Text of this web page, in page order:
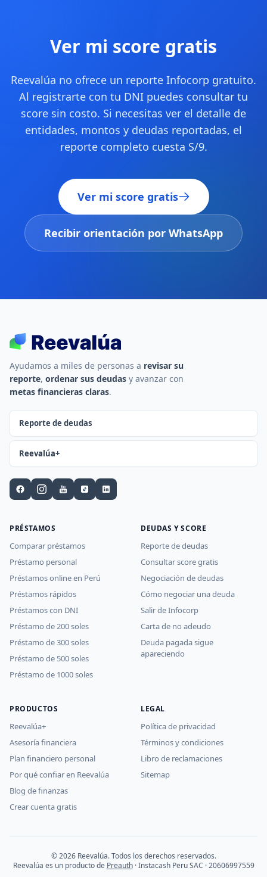
Ver mi score gratis
Reevalúa no ofrece un reporte Infocorp gratuito.
Al registrarte con tu DNI puedes consultar tu
score sin costo. Si necesitas ver el detalle de
entidades, montos y deudas reportadas, el
reporte completo cuesta S/9.
Ver mi score gratis
Recibir orientación por WhatsApp
Ayudamos a miles de personas a revisar su
reporte, ordenar sus deudas y avanzar con
metas financieras claras.
Reporte de deudas
Reevalúa+
PRÉSTAMOS
Comparar préstamos
Préstamo personal
Préstamos online en Perú
Préstamos rápidos
Préstamos con DNI
Préstamo de 200 soles
Préstamo de 300 soles
Préstamo de 500 soles
Préstamo de 1000 soles
DEUDAS Y SCORE
Reporte de deudas
Consultar score gratis
Negociación de deudas
Cómo negociar una deuda
Salir de Infocorp
Carta de no adeudo
Deuda pagada sigue
apareciendo
PRODUCTOS
Reevalúa+
Asesoría financiera
Plan financiero personal
Por qué confiar en Reevalúa
Blog de finanzas
Crear cuenta gratis
LEGAL
Política de privacidad
Términos y condiciones
Libro de reclamaciones
Sitemap
© 2026 Reevalúa. Todos los derechos reservados.
Reevalúa es un producto de Preauth· Instacash Peru SAC · 20606997559